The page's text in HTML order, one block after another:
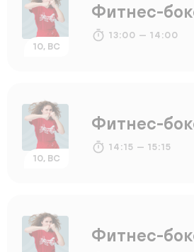
10, ВС
Фитнес-
13:00 — 14:00
10, ВС
Фитнес-
14:15 — 15:15
Фитнес-